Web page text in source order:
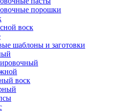
порошки
воск
шаблоны и заготовки
воск